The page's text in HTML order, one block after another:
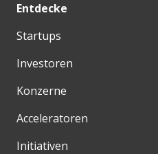
Entdecke
Startups
Investoren
Konzerne
Acceleratoren
Initiativen